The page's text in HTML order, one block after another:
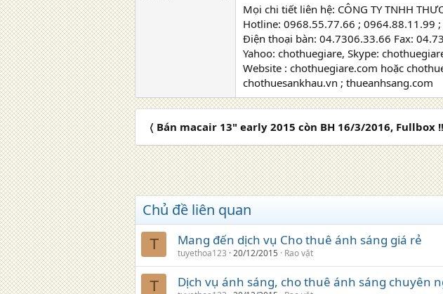
Mọi chi tiết liên hệ: CÔNG TY TNHH
Hotline: 0968.55.77.66 ; 0964.88.11.99
Điện thoại bàn: 04.7306.33.66 Fax:
Yahoo: chothuegiare, Skype:
Website : chothuegiare.com hoặc
chothuesankhau.vn ; thueanhsang.com
〈 Bán macair 13" early 2015 còn BH 16/3/2016, Fullbox
Chủ đề liên quan
T Mang đến dịch vụ Cho thuê ánh sáng giá rẻ
tuyethoa123 20/12/2015 Rao vặt
T Dịch vụ ánh sáng, cho thuê ánh sáng chuyên